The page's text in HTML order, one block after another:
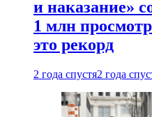
и наказание»
1 млн
это рекорд
2 года спустя2 года